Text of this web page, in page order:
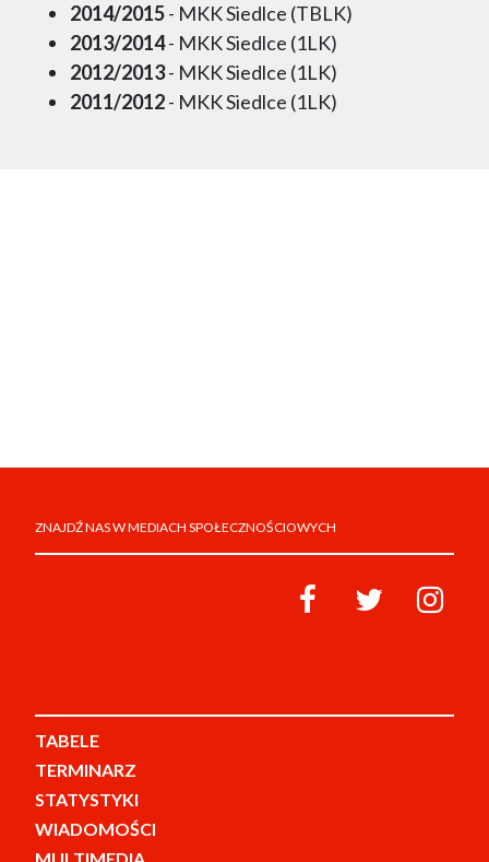
2014/2015- MKK Siedlce (TBLK)
2013/2014- MKK Siedlce (1LK)
2012/2013- MKK Siedlce (1LK)
2011/2012- MKK Siedlce (1LK)
ZNAJDŹ NAS W MEDIACH SPOŁECZNOŚCIOWYCH
TABELE
TERMINARZ
STATYSTYKI
WIADOMOŚCI